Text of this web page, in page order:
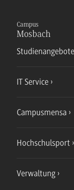
Campus
Mosbach
Studienangebote
IT Service
Campusmensa
Hochschulsport
Verwaltung